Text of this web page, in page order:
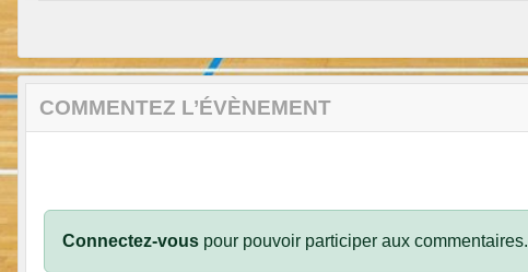
COMMENTEZ L’ÉVÈNEMENT
Connectez-vous pour pouvoir participer aux commentaires.